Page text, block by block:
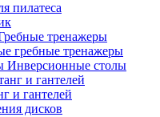
пилатеса
тренажеры
гребные тренажеры
Инверсионные столы
и гантелей
дисков